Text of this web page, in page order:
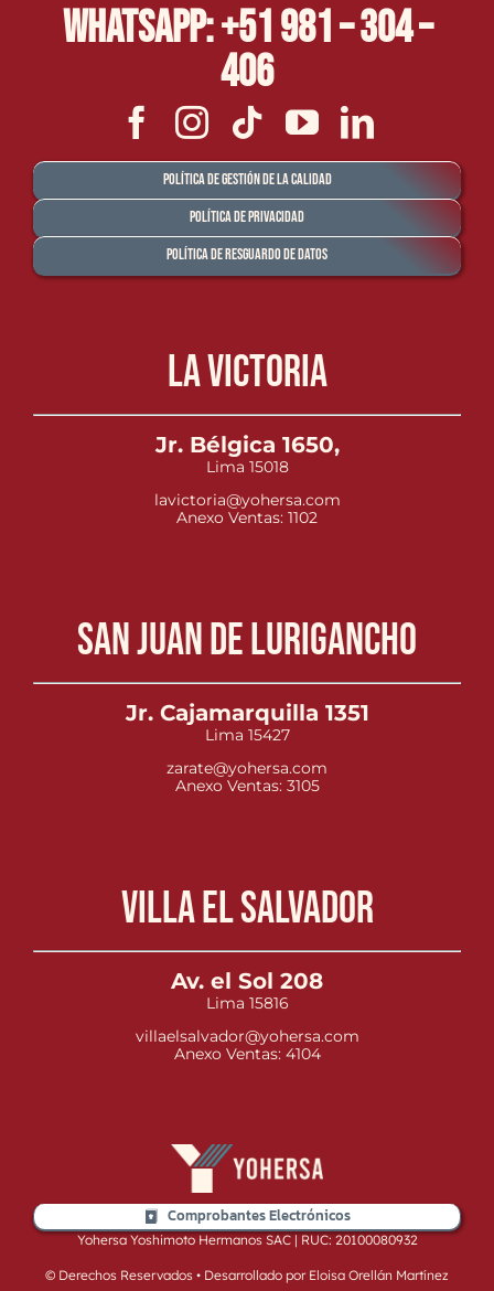
Whatsapp: +51 981 – 304 –
406
Política de Gestión de la Calidad
Política de Privacidad
Política de Resguardo de Datos
La Victoria
Jr. Bélgica 1650,
Lima 15018
lavictoria@yohersa.com
Anexo Ventas: 1102
San Juan de Lurigancho
Jr. Cajamarquilla 1351
Lima 15427
zarate@yohersa.com
Anexo Ventas: 3105
Villa el Salvador
Av. el Sol 208
Lima 15816
villaelsalvador@yohersa.com
Anexo Ventas: 4104
Comprobantes Electrónicos
Yohersa Yoshimoto Hermanos SAC | RUC: 20100080932
© Derechos Reservados • Desarrollado por Eloisa Orellán Martínez